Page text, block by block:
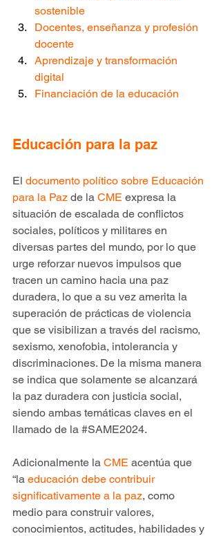
sostenible
Docentes, enseñanza y profesión
docente
Aprendizaje y transformación
digital
Financiación de la educación
Educación para la paz
El documento político sobre Educación
para la Paz de la CME expresa la
situación de escalada de conflictos
sociales, políticos y militares en
diversas partes del mundo, por lo que
urge reforzar nuevos impulsos que
tracen un camino hacia una paz
duradera, lo que a su vez amerita la
superación de prácticas de violencia
que se visibilizan a través del racismo,
sexismo, xenofobia, intolerancia y
discriminaciones. De la misma manera
se indica que solamente se alcanzará
la paz duradera con justicia social,
siendo ambas temáticas claves en el
llamado de la #SAME2024.
Adicionalmente la CME acentúa que
“la educación debe contribuir
significativamente a la paz, como
medio para construir valores,
conocimientos, actitudes, habilidades y